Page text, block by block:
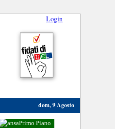
Login
dom, 9 Agosto
Primo Piano